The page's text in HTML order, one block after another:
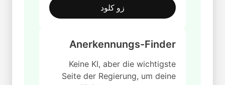
زو كلود
Anerkennungs-Finder
Keine KI, aber die wichtigste
Seite der Regierung, um deine